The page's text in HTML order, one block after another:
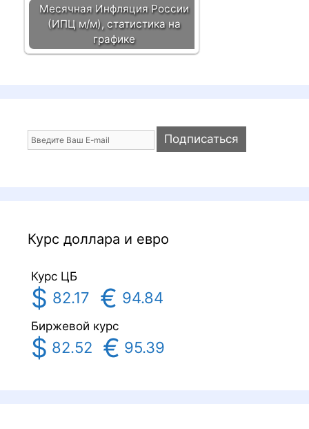
Месячная Инфляция России
(ИПЦ м/м), статистика на
графике
Курс доллара и евро
Курс ЦБ
$ 82.17 € 94.84
Биржевой курс
$ 82.52 € 95.39